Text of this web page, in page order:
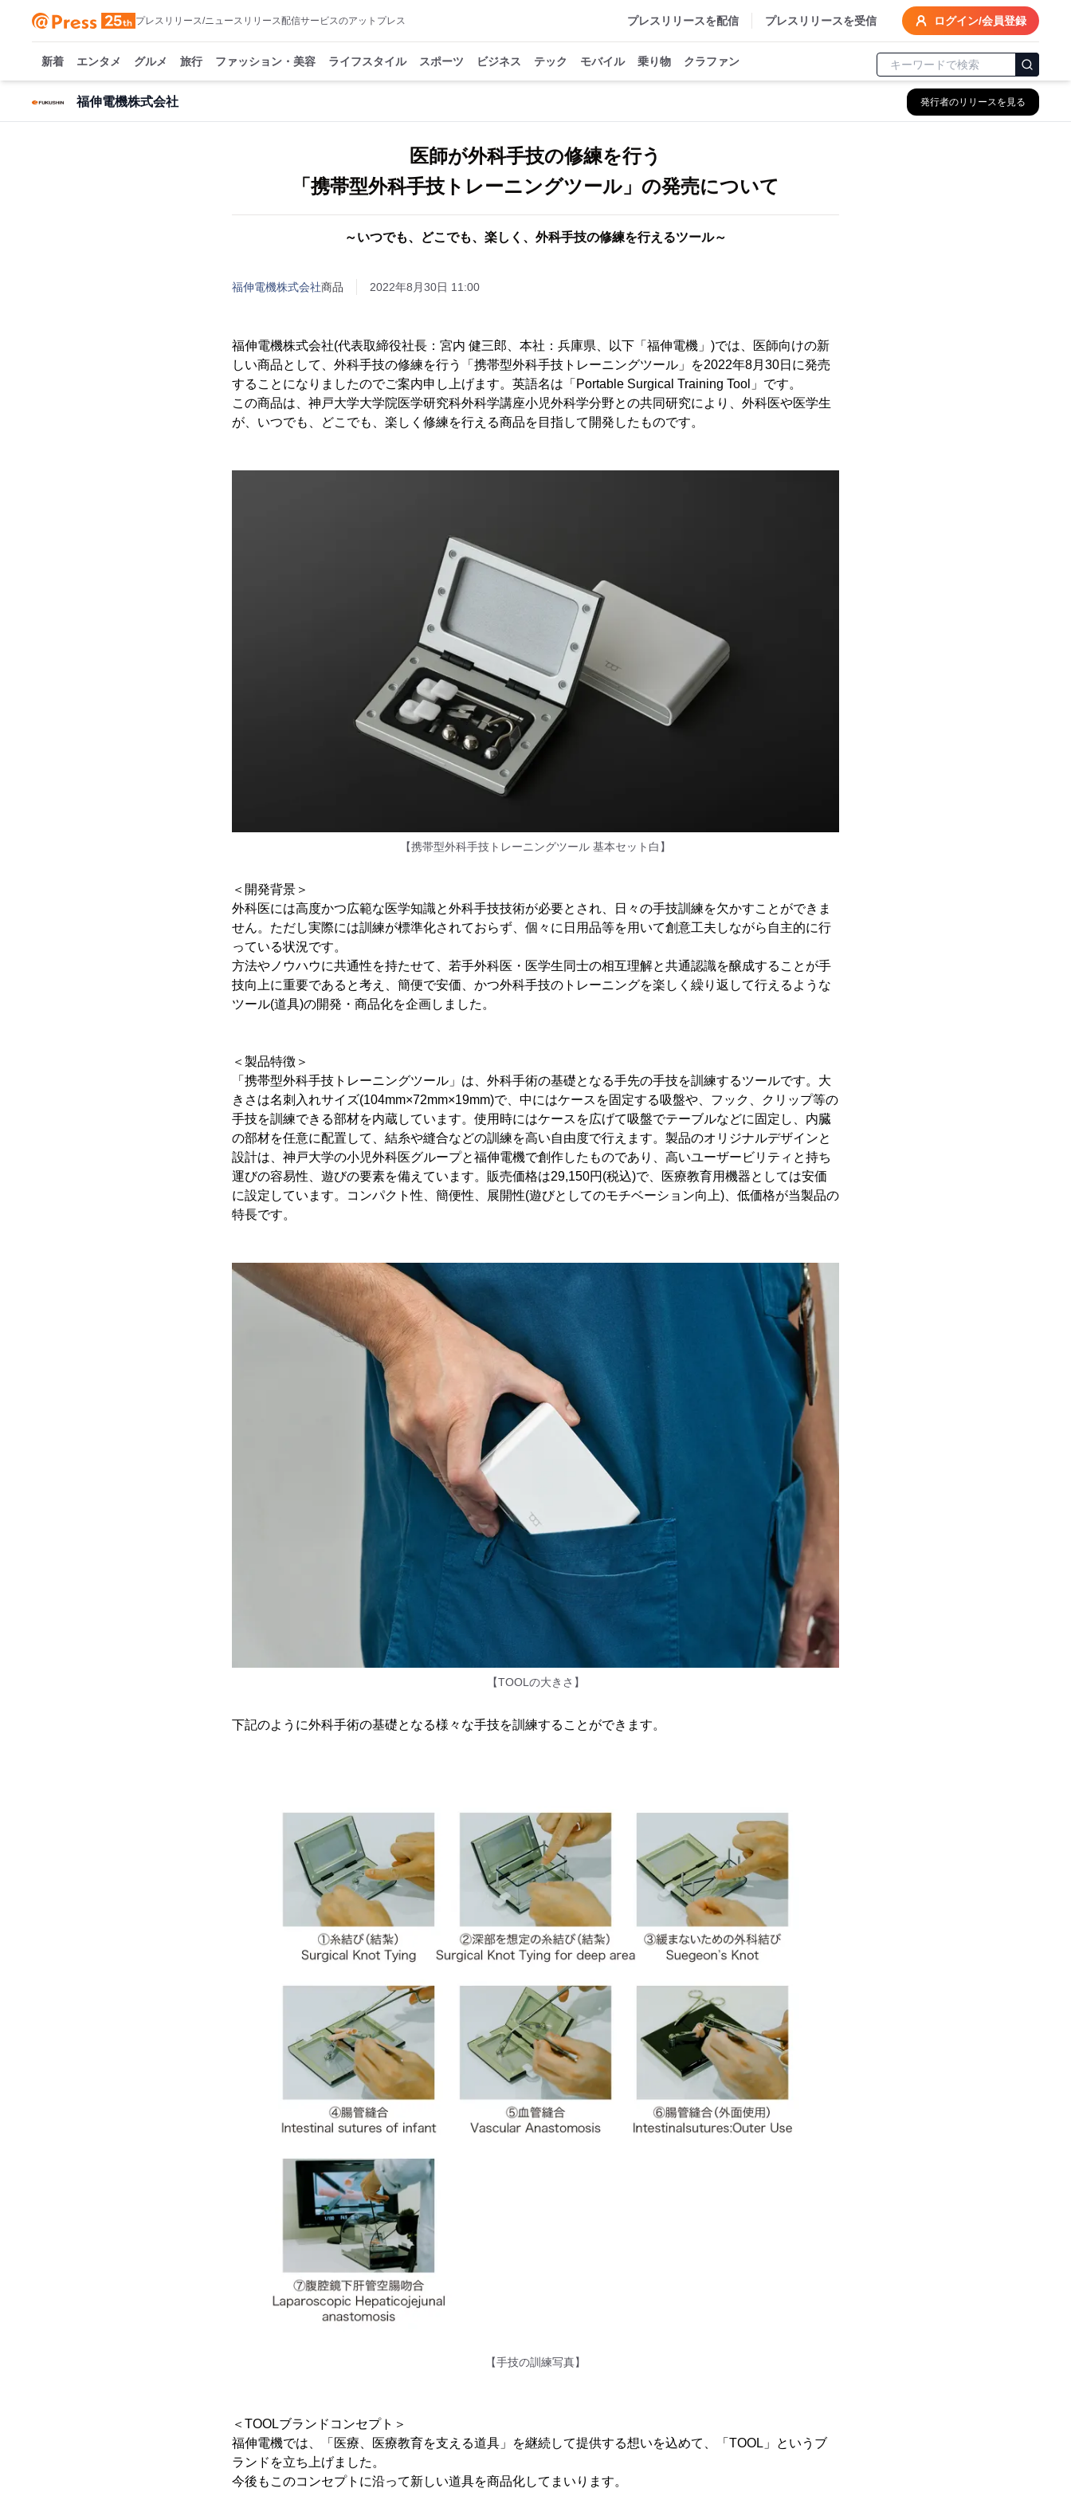
プレスリリース/ニュースリリース配信サービスのアットプレス プレスリリースを配信 プレスリリースを受信 ログイン/会員登録
新着 エンタメ グルメ 旅行 ファッション・美容 ライフスタイル スポーツ ビジネス テック モバイル 乗り物 クラファン
福伸電機株式会社 発行者のリリースを見る
医師が外科手技の修練を行う
「携帯型外科手技トレーニングツール」の発売について
～いつでも、どこでも、楽しく、外科手技の修練を行えるツール～
福伸電機株式会社商品 2022年8月30日 11:00
福伸電機株式会社(代表取締役社長：宮内 健三郎、本社：兵庫県、以下「福伸電機」)では、医師向けの新
しい商品として、外科手技の修練を行う「携帯型外科手技トレーニングツール」を2022年8月30日に発売
することになりましたのでご案内申し上げます。英語名は「Portable Surgical Training Tool」です。
この商品は、神戸大学大学院医学研究科外科学講座小児外科学分野との共同研究により、外科医や医学生
が、いつでも、どこでも、楽しく修練を行える商品を目指して開発したものです。
【携帯型外科手技トレーニングツール 基本セット白】
＜開発背景＞
外科医には高度かつ広範な医学知識と外科手技技術が必要とされ、日々の手技訓練を欠かすことができま
せん。ただし実際には訓練が標準化されておらず、個々に日用品等を用いて創意工夫しながら自主的に行
っている状況です。
方法やノウハウに共通性を持たせて、若手外科医・医学生同士の相互理解と共通認識を醸成することが手
技向上に重要であると考え、簡便で安価、かつ外科手技のトレーニングを楽しく繰り返して行えるような
ツール(道具)の開発・商品化を企画しました。
＜製品特徴＞
「携帯型外科手技トレーニングツール」は、外科手術の基礎となる手先の手技を訓練するツールです。大
きさは名刺入れサイズ(104mm×72mm×19mm)で、中にはケースを固定する吸盤や、フック、クリップ等の
手技を訓練できる部材を内蔵しています。使用時にはケースを広げて吸盤でテーブルなどに固定し、内臓
の部材を任意に配置して、結糸や縫合などの訓練を高い自由度で行えます。製品のオリジナルデザインと
設計は、神戸大学の小児外科医グループと福伸電機で創作したものであり、高いユーザービリティと持ち
運びの容易性、遊びの要素を備えています。販売価格は29,150円(税込)で、医療教育用機器としては安価
に設定しています。コンパクト性、簡便性、展開性(遊びとしてのモチベーション向上)、低価格が当製品の
特長です。
【TOOLの大きさ】
下記のように外科手術の基礎となる様々な手技を訓練することができます。
【手技の訓練写真】
＜TOOLブランドコンセプト＞
福伸電機では、「医療、医療教育を支える道具」を継続して提供する想いを込めて、「TOOL」というブ
ランドを立ち上げました。
今後もこのコンセプトに沿って新しい道具を商品化してまいります。